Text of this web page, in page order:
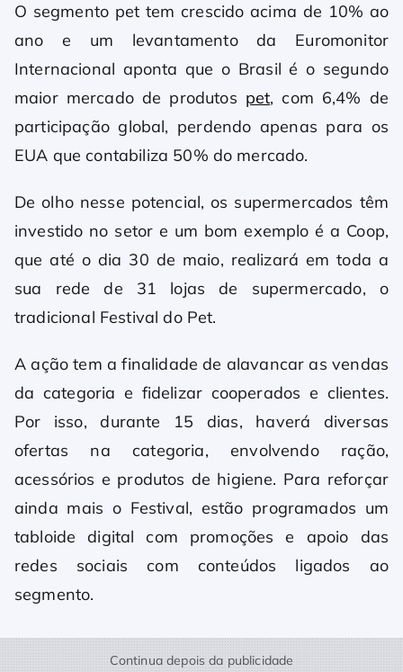
O segmento pet tem crescido acima de 10% ao
ano e um levantamento da Euromonitor
Internacional aponta que o Brasil é o segundo
maior mercado de produtos pet, com 6,4% de
participação global, perdendo apenas para os
EUA que contabiliza 50% do mercado.
De olho nesse potencial, os supermercados têm
investido no setor e um bom exemplo é a Coop,
que até o dia 30 de maio, realizará em toda a
sua rede de 31 lojas de supermercado, o
tradicional Festival do Pet.
A ação tem a finalidade de alavancar as vendas
da categoria e fidelizar cooperados e clientes.
Por isso, durante 15 dias, haverá diversas
ofertas na categoria, envolvendo ração,
acessórios e produtos de higiene. Para reforçar
ainda mais o Festival, estão programados um
tabloide digital com promoções e apoio das
redes sociais com conteúdos ligados ao
segmento.
Continua depois da publicidade